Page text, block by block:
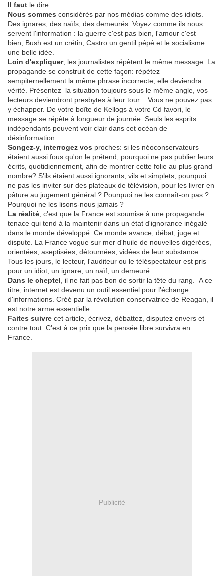
Il faut le dire.
Nous sommes considérés par nos médias comme des idiots.
Des ignares, des naïfs, des demeurés. Voyez comme ils nous
servent l'information : la guerre c'est pas bien, l'amour c'est
bien, Bush est un crétin, Castro un gentil pépé et le socialisme
une belle idée.
Loin d'expliquer, les journalistes répètent le même message. La
propagande se construit de cette façon: répétez
sempiternellement la même phrase incorrecte, elle deviendra
vérité. Présentez la situation toujours sous le même angle, vos
lecteurs deviendront presbytes à leur tour . Vous ne pouvez pas
y échapper. De votre boîte de Kellogs à votre Cd favori, le
message se répète à longueur de journée. Seuls les esprits
indépendants peuvent voir clair dans cet océan de
désinformation.
Songez-y, interrogez vos proches: si les néoconservateurs
étaient aussi fous qu'on le prétend, pourquoi ne pas publier leurs
écrits, quotidiennement, afin de montrer cette folie au plus grand
nombre? S'ils étaient aussi ignorants, vils et simplets, pourquoi
ne pas les inviter sur des plateaux de télévision, pour les livrer en
pâture au jugement général ? Pourquoi ne les connaît-on pas ?
Pourquoi ne les lisons-nous jamais ?
La réalité , c'est que la France est soumise à une propagande
tenace qui tend à la maintenir dans un état d'ignorance inégalé
dans le monde développé. Ce monde avance, débat, juge et
dispute. La France vogue sur mer d'huile de nouvelles digérées,
orientées, aseptisées, détournées, vidées de leur substance.
Tous les jours, le lecteur, l'auditeur ou le téléspectateur est pris
pour un idiot, un ignare, un naïf, un demeuré.
Dans le cheptel , il ne fait pas bon de sortir la tête du rang. A ce
titre, internet est devenu un outil essentiel pour l'échange
d'informations. Créé par la révolution conservatrice de Reagan, il
est notre arme essentielle.
Faites suivre cet article, écrivez, débattez, disputez envers et
contre tout. C'est à ce prix que la pensée libre survivra en
France.
Publicité